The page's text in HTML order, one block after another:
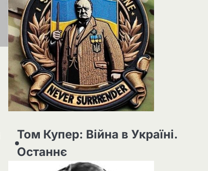
Том Купер: Війна в Україні.
Останнє